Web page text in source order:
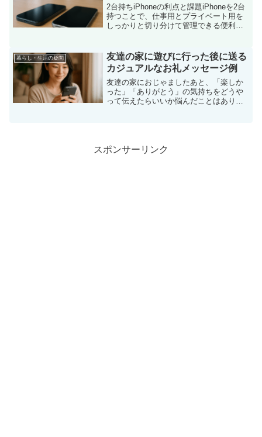
2台持ちiPhoneの利点と課題iPhoneを2台
持つことで、仕事用とプライベート用を
しっかりと切り分けて管理できる便利さ
友人とのコミュニケーションに専念でき
るため、情...
暮らし・生活の疑問
友達の家に遊びに行った後に送る
カジュアルなお礼メッセージ例
友達の家におじゃましたあと、「楽しか
った」「ありがとう」の気持ちをどうや
って伝えたらいいか悩んだことはありま
スポンサーリンク